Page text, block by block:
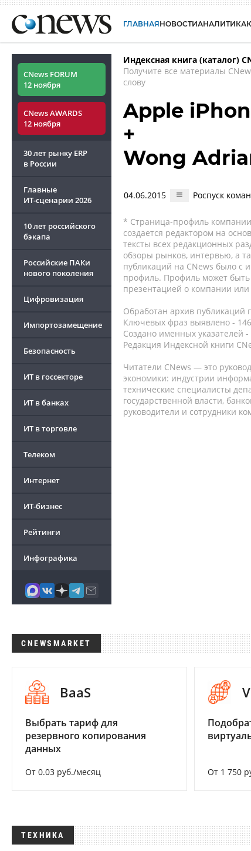
ГЛАВНАЯНОВОСТИАНАЛИТИКА
CNews FORUM
12 ноября
CNews AWARDS
12 ноября
30 лет рынку ERP
в России
Главные
ИТ-сценарии 2026
10 лет российского
бэкапа
Российские ПАКи
нового поколения
Цифровизация
Импортозамещение
Безопасность
ИТ в госсекторе
ИТ в банках
ИТ в торговле
Телеком
Интернет
ИТ-бизнес
Рейтинги
Инфографика
Индексная книга (каталог)
Получите все материалы
слову
Apple
+
Wong
04.06.2015 Роспуск
* Страница-профиль
создается редактором на
тексты всех редакционных
обзоры рынков, интервью, а
публикаций на CNews было с
профиль. Профиль может
презентацией о компании или
Обработан архив публикаций
Ключевых фраз выявлено -
Создано именных указателей -
Редакция Индексной книги
Читатели CNews — это
экономики: индустрии
технические специалисты
государственной власти,
руководители и сотрудники
CNEWSMARKET
BaaS
Выбрать тариф для
резервного копирования
данных
От 0.03 руб./месяц От 1 750
ТЕХНИКА